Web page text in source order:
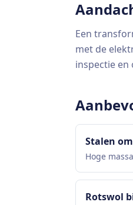
Een
met de
inspectie
Stalen
Hoge
Rotswol